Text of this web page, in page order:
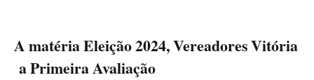
A matéria Eleição 2024, Vereadores Vitória
a Primeira Avaliação